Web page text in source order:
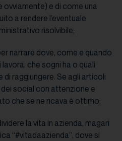
ovviamente) e di come una
a rendere l’eventuale
risolvibile;
narrare dove, come e quando
lavora, che sogni ha o quali
di raggiungere. Se agli articoli
social con attenzione e
che se ne ricava è ottimo;
la vita in azienda, magari
“#vitadaazienda”, dove si